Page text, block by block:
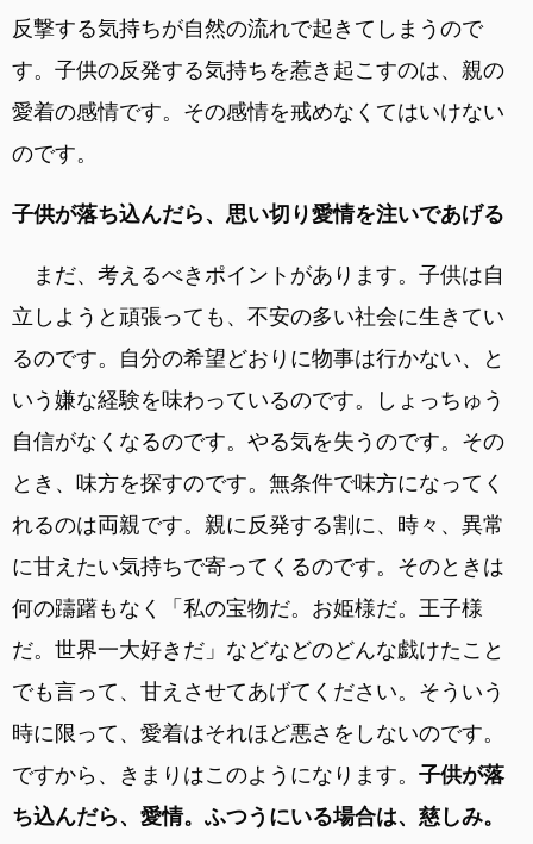
反撃する気持ちが自然の流れで起きてしまうので
す。子供の反発する気持ちを惹き起こすのは、親の
愛着の感情です。その感情を戒めなくてはいけない
のです。
子供が落ち込んだら、思い切り愛情を注いであげる
まだ、考えるべきポイントがあります。子供は自
立しようと頑張っても、不安の多い社会に生きてい
るのです。自分の希望どおりに物事は行かない、と
いう嫌な経験を味わっているのです。しょっちゅう
自信がなくなるのです。やる気を失うのです。その
とき、味方を探すのです。無条件で味方になってく
れるのは両親です。親に反発する割に、時々、異常
に甘えたい気持ちで寄ってくるのです。そのときは
何の躊躇もなく「私の宝物だ。お姫様だ。王子様
だ。世界一大好きだ」などなどのどんな戯けたこと
でも言って、甘えさせてあげてください。そういう
時に限って、愛着はそれほど悪さをしないのです。
ですから、きまりはこのようになります。 子供が落
ち込んだら、愛情。ふつうにいる場合は、慈しみ。